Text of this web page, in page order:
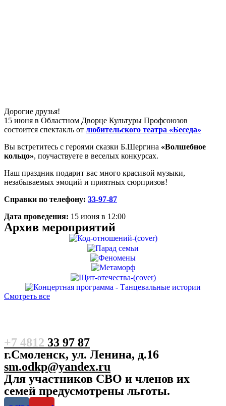
Дорогие друзья!
15 июня в Областном Дворце Культуры Профсоюзов
состоится спектакль от любительского театра «Беседа»
Вы встретитесь с героями сказки Б.Шергина «Волшебное
кольцо», поучаствуете в веселых конкурсах.
Наш праздник подарит вас много красивой музыки,
незабываемых эмоций и приятных сюрпризов!
Справки по телефону: 33-97-87
Дата проведения: 15 июня в 12:00
Архив мероприятий
Смотреть все
+7 4812 33 97 87
г.Смоленск, ул. Ленина, д.16
sm.odkp@yandex.ru
Для участников СВО и членов их
семей предусмотрены льготы.